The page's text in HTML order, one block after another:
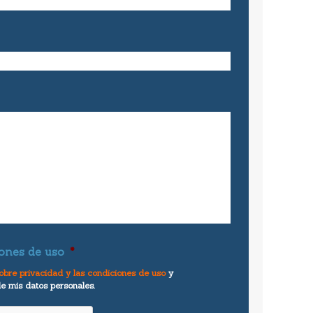
de uso *
privacidad y las condiciones de usoy
mis datos personales.